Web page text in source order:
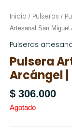
Inicio / Pulseras /
Artesanal San Miguel
Pulseras
Pulsera
Arcángel |
$ 306.000
Agotado